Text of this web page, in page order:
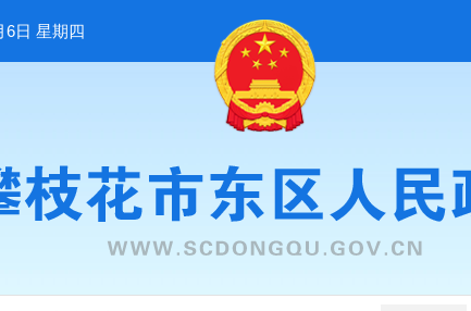
6日 星期四